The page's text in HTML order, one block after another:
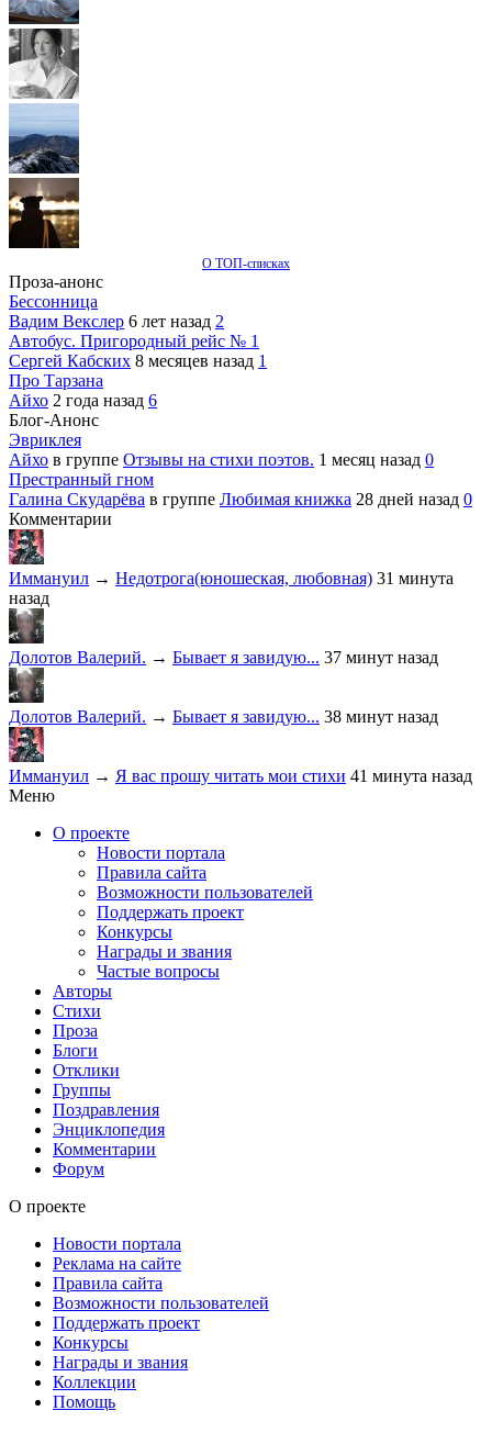
О ТОП-списках
Проза-анонс
Бессонница
Вадим Векслер 6 лет назад 2
Автобус. Пригородный рейс № 1
Сергей Кабских 8 месяцев назад 1
Про Тарзана
Айхо 2 года назад 6
Блог-Анонс
Эвриклея
Айхо в группе Отзывы на стихи поэтов. 1 месяц назад 0
Престранный гном
Галина Скударёва в группе Любимая книжка 28 дней назад 0
Комментарии
Иммануил → Недотрога(юношеская, любовная) 31 минута
назад
Долотов Валерий. → Бывает я завидую... 37 минут назад
Долотов Валерий. → Бывает я завидую... 38 минут назад
Иммануил → Я вас прошу читать мои стихи 41 минута назад
Меню
О проекте
Новости портала
Правила сайта
Возможности пользователей
Поддержать проект
Конкурсы
Награды и звания
Частые вопросы
Авторы
Стихи
Проза
Блоги
Отклики
Группы
Поздравления
Энциклопедия
Комментарии
Форум
О проекте
Новости портала
Реклама на сайте
Правила сайта
Возможности пользователей
Поддержать проект
Конкурсы
Награды и звания
Коллекции
Помощь